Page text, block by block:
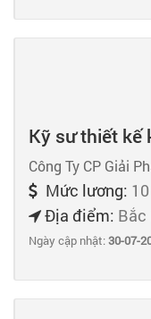
Kỹ sư thiết kế
Công Ty CP Giải
Mức lương:
Địa điểm: Bắc
Ngày cập nhật:30-07-